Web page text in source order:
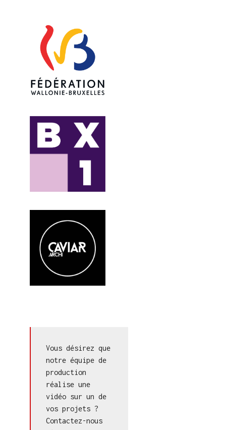
Vous désirez que
notre équipe de
production
réalise une
vidéo sur un de
vos projets ?
Contactez-nous